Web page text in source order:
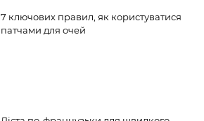
7 ключових правил, як користуватися
патчами для очей